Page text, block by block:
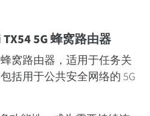
5G 蜂窝路由器
窝路由器，适用于任务关
括用于公共安全网络的 5G